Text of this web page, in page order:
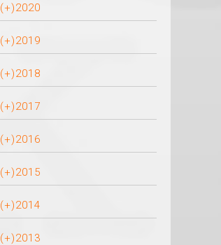
(+)2020
(+)2019
(+)2018
(+)2017
(+)2016
(+)2015
(+)2014
(+)2013